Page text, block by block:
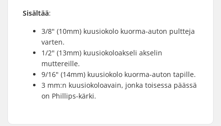
Sisältää:
3/8" (10mm) kuusiokolo kuorma-auton pultteja
varten.
1/2" (13mm) kuusiokoloakseli akselin
muttereille.
9/16" (14mm) kuusiokolo kuorma-auton tapille.
3 mm:n kuusiokoloavain, jonka toisessa päässä
on Phillips-kärki.